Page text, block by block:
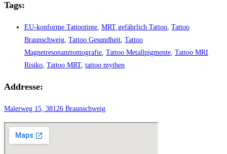
Tags:
EU-konforme Tattootinte MRT gefährlich Tattoo Tattoo
Braunschweig Tattoo Gesundheit Tattoo
Magnetresonanztomografie Tattoo Metallpigmente Tattoo MRI
Risiko Tattoo MRT, tattoo mythen
Addresse:
Malerweg 15, 38126 Braunschweig